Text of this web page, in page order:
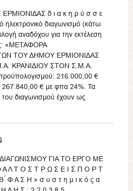
δ ι α κ η ρ ύ σ σ ε
ηλεκτρονικό διαγωνισμό (κάτω
αναδόχου για την εκτέλεση
«ΜΕΤΑΦΟΡΑ
ΤΟΥ ΔΗΜΟΥ ΕΡΜΙΟΝΙΔΑΣ
ΚΡΑΝΙΔΙΟΥ ΣΤΟΝ Σ.Μ.Α.
216.000,00 €
267.840,00 € με φπα 24%. Τα
του διαγωνισμού έχουν ως
ΓΙΑ ΤΟ ΕΡΓΟ ΜΕ
Α Λ Τ Ο Σ Τ Ρ Ω Σ Ε Ι Σ Π Ο Ρ Τ
Φ Α Σ Η » σ υ σ τ η μ ι κ ό ς α